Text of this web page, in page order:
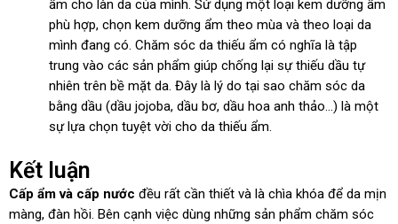
ẩm cho làn da của mình. Sử dụng một loại kem dưỡng ẩm
phù hợp, chọn kem dưỡng ẩm theo mùa và theo loại da
mình đang có. Chăm sóc da thiếu ẩm có nghĩa là tập
trung vào các sản phẩm giúp chống lại sự thiếu dầu tự
nhiên trên bề mặt da. Đây là lý do tại sao chăm sóc da
bằng dầu (dầu jojoba, dầu bơ, dầu hoa anh thảo…) là một
sự lựa chọn tuyệt vời cho da thiếu ẩm.
Kết luận
Cấp ẩm và cấp nước đều rất cần thiết và là chìa khóa để da mịn
màng, đàn hồi. Bên cạnh việc dùng những sản phẩm chăm sóc